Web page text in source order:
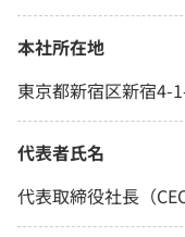
本社所在地
東京都新宿区新宿4-
代表者氏名
代表取締役社長（